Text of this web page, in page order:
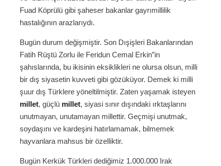
Fuad Köprülü gibi şaheser bakanlar gayrımillilik
hastalığının arazlarıydı.
Bugün durum değişmiştir. Son Dışişleri Bakanlarından
Fatih Rüştü Zorlu ile Feridun Cemal Erkin”in
şahıslarında, bu ikisinin eksiklikleri ne olursa olsun, milli
bir dış siyasetin kuvveti gibi gözüküyor. Demek ki milli
şuur dış Türklere yöneltilmiştir. Zaten yaşamak isteyen
millet, güçlü millet, siyasi sınır dışındaki ırktaşlarını
unutmayan, unutamayan millettir. Geçmişi unutmak,
soydaşını ve kardeşini hatırlamamak, bilmemek
hayvanlara mahsus bir özelliktir.
Bugün Kerkük Türkleri dediğimiz 1.000.000 Irak